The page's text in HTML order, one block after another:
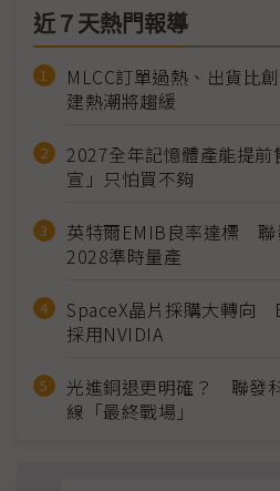
近７天熱門報導
MLCC訂單過熱、出貨比
建熱潮將趨緩
2027全年記憶體產能提
宣」只怕買不夠
英特爾EMIB良率達標 聯
2028準時量產
SpaceX晶片採購大轉向
採用NVIDIA
光進銅退更明確？ 聯發
線「最終戰場」